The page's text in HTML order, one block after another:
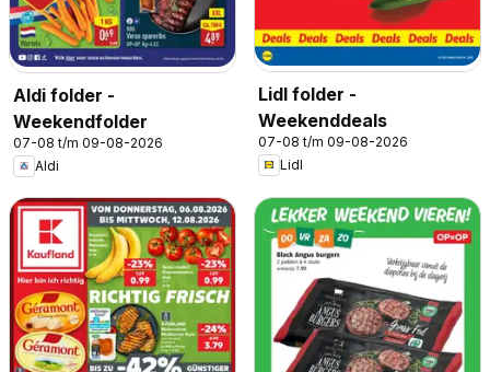
Aldi folder -
Weekendfolder
07-08 t/m 09-08-2026
Aldi
Lidl folder -
Weekenddeals
07-08 t/m 09-08-2026
Lidl